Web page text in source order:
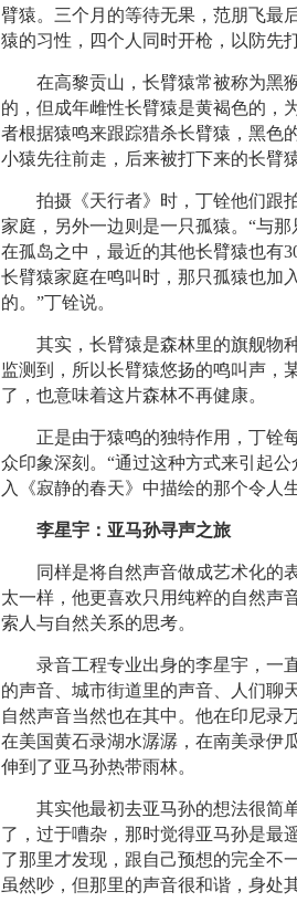
臂猿。三个月的等待无果，范朋飞最
猿的习性，四个人同时开枪，以防先
在高黎贡山，长臂猿常被称为黑
的，但成年雌性长臂猿是黄褐色的，
者根据猿鸣来跟踪猎杀长臂猿，黑色
小猿先往前走，后来被打下来的长臂
拍摄《天行者》时，丁铨他们跟
家庭，另外一边则是一只孤猿。“与
在孤岛之中，最近的其他长臂猿也有
长臂猿家庭在鸣叫时，那只孤猿也加
的。”丁铨说。
其实，长臂猿是森林里的旗舰物
监测到，所以长臂猿悠扬的鸣叫声，
了，也意味着这片森林不再健康。
正是由于猿鸣的独特作用，丁铨
众印象深刻。“通过这种方式来引起
入《寂静的春天》中描绘的那个令人
李星宇：亚马孙寻声之旅
同样是将自然声音做成艺术化的
太一样，他更喜欢只用纯粹的自然声
索人与自然关系的思考。
录音工程专业出身的李星宇，一
的声音、城市街道里的声音、人们聊
自然声音当然也在其中。他在印尼录
在美国黄石录湖水潺潺，在南美录伊
伸到了亚马孙热带雨林。
其实他最初去亚马孙的想法很简
了，过于嘈杂，那时觉得亚马孙是最
了那里才发现，跟自己预想的完全不
虽然吵，但那里的声音很和谐，身处